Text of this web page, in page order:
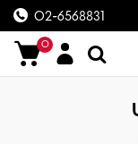
02-6568831
0